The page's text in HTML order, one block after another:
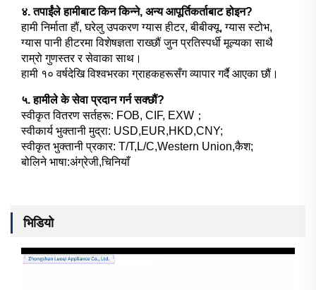
४. तपाईंले हामीबाट किन किन्ने, अन्य आपूर्तिकर्ताबाट होइन?
हामी निर्माता हौं, घरेलु उपकरण ग्यास हीटर, बीबीक्यू, ग्यास स्टोभ,
ग्यास पानी हीटरमा विशेषज्ञता राख्छौं जुन प्रतिस्पर्धी मूल्यका साथै
राम्रो गुणस्तर र सेवाका साथ।
हामी १० वर्षदेखि विश्वभरका ग्राहकहरूसँग व्यापार गर्दै आएका छौं।
५. हामीले के सेवा प्रदान गर्न सक्छौं?
स्वीकृत वितरण सर्तहरू: FOB, CIF, EXW；
स्वीकार्य भुक्तानी मुद्रा: USD,EUR,HKD,CNY;
स्वीकृत भुक्तानी प्रकार: T/T,L/C,Western Union,कैश;
बोलिने भाषा:अंग्रेजी,चिनियाँ
भिडियो